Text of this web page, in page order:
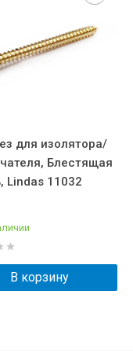
для изолятора/
Блестящая
Lindas 11032
В корзину